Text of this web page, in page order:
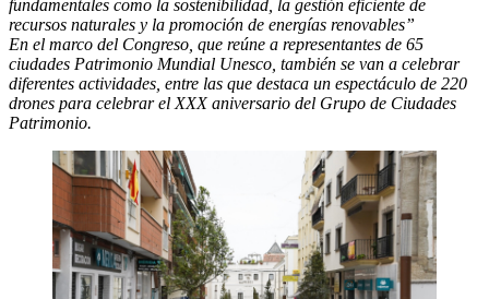
fundamentales como la sostenibilidad, la gestión eficiente de
recursos naturales y la promoción de energías renovables”
En el marco del Congreso, que reúne a representantes de 65
ciudades Patrimonio Mundial Unesco, también se van a celebrar
diferentes actividades, entre las que destaca un espectáculo de 220
drones para celebrar el XXX aniversario del Grupo de Ciudades
Patrimonio.